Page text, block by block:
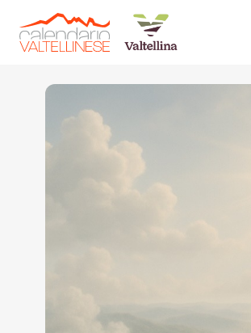
Torna indietro